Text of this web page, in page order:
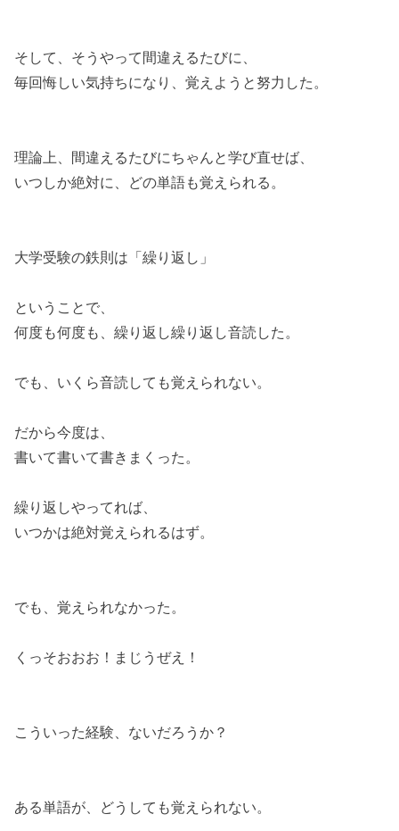
そして、そうやって間違えるたびに、
毎回悔しい気持ちになり、覚えようと努力した。
理論上、間違えるたびにちゃんと学び直せば、
いつしか絶対に、どの単語も覚えられる。
大学受験の鉄則は「繰り返し」
ということで、
何度も何度も、繰り返し繰り返し音読した。
でも、いくら音読しても覚えられない。
だから今度は、
書いて書いて書きまくった。
繰り返しやってれば、
いつかは絶対覚えられるはず。
でも、覚えられなかった。
くっそおおお！まじうぜえ！
こういった経験、ないだろうか？
ある単語が、どうしても覚えられない。